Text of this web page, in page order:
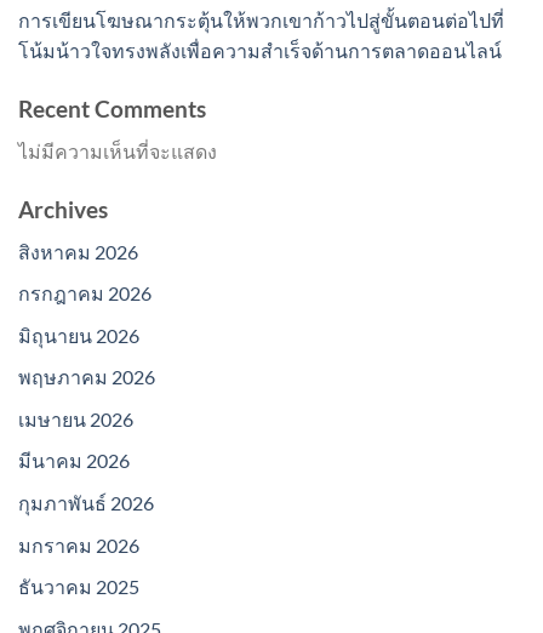
การเขียนโฆษณากระตุ้นให้พวกเขาก้าวไปสู่ขั้นตอนต่อไปที่
โน้มน้าวใจทรงพลังเพื่อความสำเร็จด้านการตลาดออนไลน์
Recent Comments
ไม่มีความเห็นที่จะแสดง
Archives
สิงหาคม 2026
กรกฎาคม 2026
มิถุนายน 2026
พฤษภาคม 2026
เมษายน 2026
มีนาคม 2026
กุมภาพันธ์ 2026
มกราคม 2026
ธันวาคม 2025